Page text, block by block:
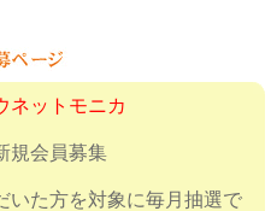
ットモニカ
規会員募集
いた方を対象に毎月抽選で